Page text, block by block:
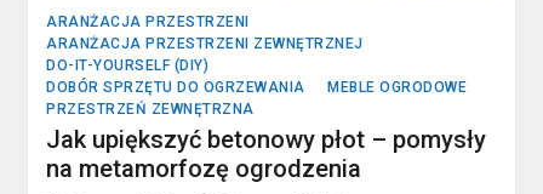
ARANŻACJA PRZESTRZENI
ARANŻACJA PRZESTRZENI ZEWNĘTRZNEJ
DO-IT-YOURSELF (DIY)
DOBÓR SPRZĘTU DO OGRZEWANIA
MEBLE OGRODOWE
PRZESTRZEŃ ZEWNĘTRZNA
Jak upiększyć betonowy płot – pomysły
na metamorfozę ogrodzenia